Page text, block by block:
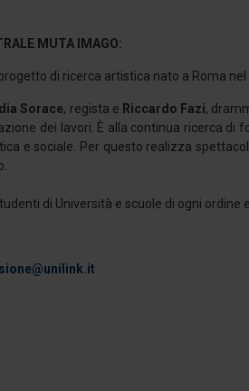
MUTA IMAGO:
di ricerca artistica nato a Roma nel
Sorace, regista e Riccardo Fazi,
dei lavori. È alla continua ricerca
e sociale. Per questo realizza
di Università e scuole di ogni ordine